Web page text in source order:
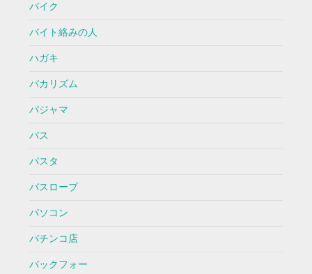
バイク
バイト絡みの人
ハガキ
バカリズム
パジャマ
バス
パスタ
バスローブ
パソコン
パチンコ店
バックフォー